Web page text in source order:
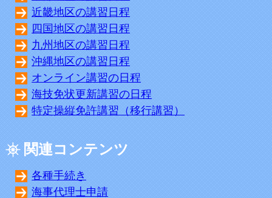
近畿地区の講習日程
四国地区の講習日程
九州地区の講習日程
沖縄地区の講習日程
オンライン講習の日程
海技免状更新講習の日程
特定操縦免許講習（移行講習）
関連コンテンツ
各種手続き
海事代理士申請